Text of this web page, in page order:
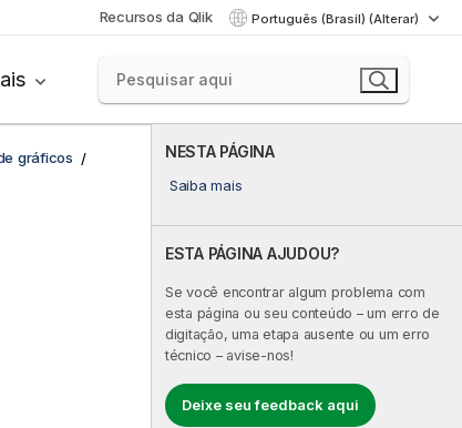
Recursos da Qlik Português (Brasil) (Alterar)
NESTA PÁGINA
Saiba mais
ESTA PÁGINA AJUDOU?
Se você encontrar algum problema com
esta página ou seu conteúdo – um erro de
digitação, uma etapa ausente ou um erro
técnico – avise-nos!
Deixe seu feedback aqui
gráficos